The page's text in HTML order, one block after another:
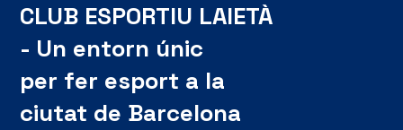
CLUB ESPORTIU LAIETÀ
- Un entorn únic
per fer esport a la
ciutat de Barcelona